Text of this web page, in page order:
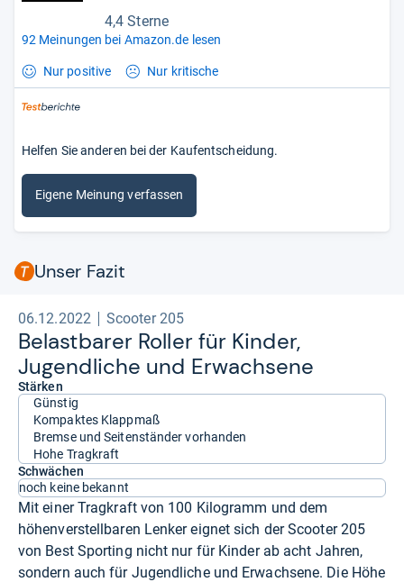
4,4 Sterne
92 Meinungen bei Amazon.de lesen
Nur positive Nur kritische
Helfen Sie anderen bei der Kaufentscheidung.
Eigene Meinung verfassen
Unser Fazit
06.12.2022 Scooter 205
Belast­ba­rer Rol­ler für Kin­der,
Jugend­li­che und Erwach­sene
Stärken
Günstig
Kompaktes Klappmaß
Bremse und Seitenständer vorhanden
Hohe Tragkraft
Schwächen
noch keine bekannt
Mit einer Tragkraft von 100 Kilogramm und dem
höhenverstellbaren Lenker eignet sich der Scooter 205
von Best Sporting nicht nur für Kinder ab acht Jahren,
sondern auch für Jugendliche und Erwachsene. Die Höhe